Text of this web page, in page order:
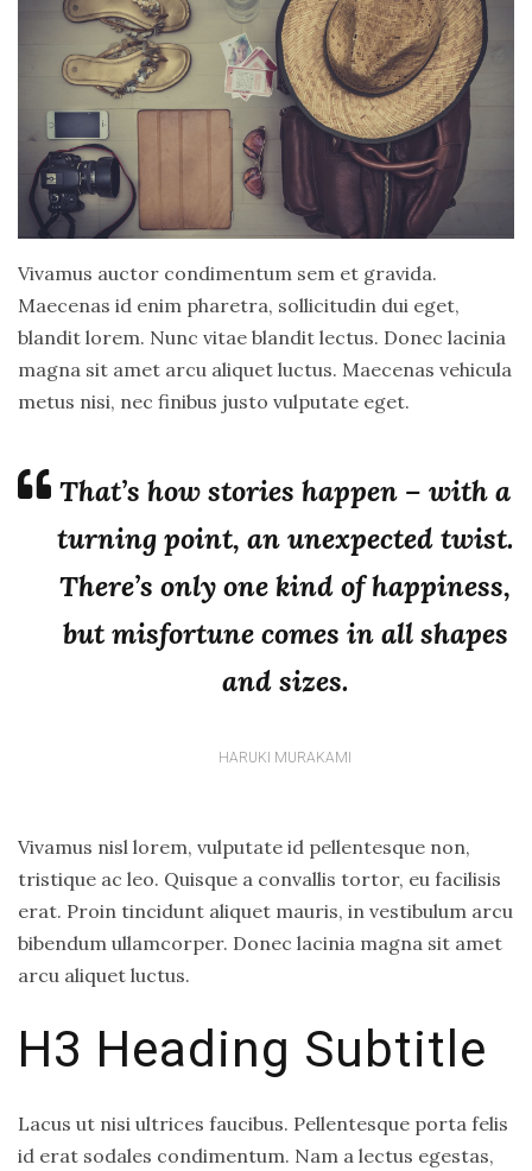
Vivamus auctor condimentum sem et gravida.
Maecenas id enim pharetra, sollicitudin dui eget,
blandit lorem. Nunc vitae blandit lectus. Donec lacinia
magna sit amet arcu aliquet luctus. Maecenas vehicula
metus nisi, nec finibus justo vulputate eget.
That’s how stories happen – with a
turning point, an unexpected twist.
There’s only one kind of happiness,
but misfortune comes in all shapes
and sizes.
HARUKI MURAKAMI
Vivamus nisl lorem, vulputate id pellentesque non,
tristique ac leo. Quisque a convallis tortor, eu facilisis
erat. Proin tincidunt aliquet mauris, in vestibulum arcu
bibendum ullamcorper. Donec lacinia magna sit amet
arcu aliquet luctus.
H3 Heading Subtitle
Lacus ut nisi ultrices faucibus. Pellentesque porta felis
id erat sodales condimentum. Nam a lectus egestas,
#blue
#blueberries
#day
#fashion
#health
#inspiration
#journey
#lemon
#music